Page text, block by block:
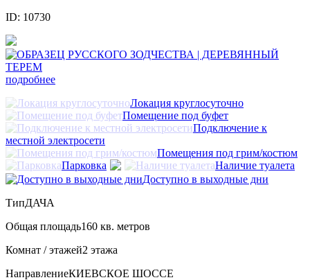
ID: 10730
подробнее
Локация круглосуточно
Помещение под буфет
Подключение к
местной электросети
Помещения под грим/костюм
Парковка
Наличие туалета
Доступно в выходные дни
ТипДАЧА
Общая площадь160 кв. метров
Комнат / этажей2 этажа
НаправлениеКИЕВСКОЕ ШОССЕ